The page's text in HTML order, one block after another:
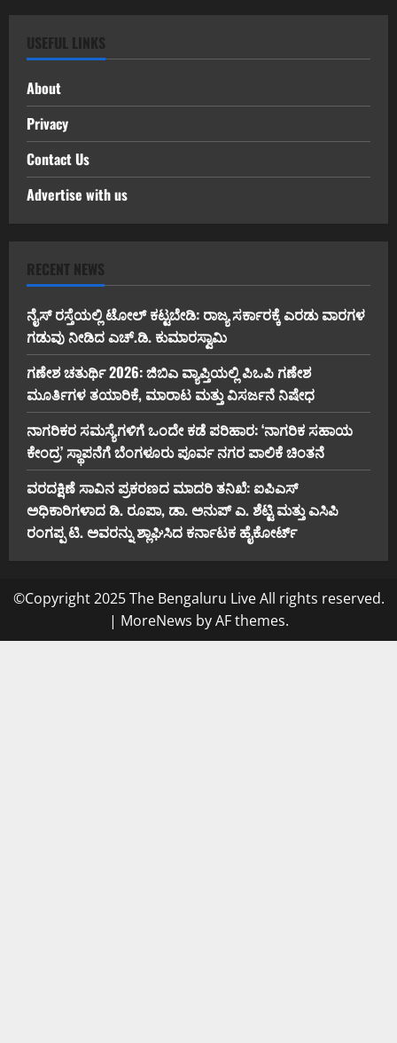
USEFUL LINKS
About
Privacy
Contact Us
Advertise with us
RECENT NEWS
ನೈಸ್ ರಸ್ತೆಯಲ್ಲಿ ಟೋಲ್ ಕಟ್ಟಬೇಡಿ: ರಾಜ್ಯ ಸರ್ಕಾರಕ್ಕೆ ಎರಡು ವಾರಗಳ
ಗಡುವು ನೀಡಿದ ಎಚ್.ಡಿ. ಕುಮಾರಸ್ವಾಮಿ
ಗಣೇಶ ಚತುರ್ಥಿ 2026: ಜಿಬಿಎ ವ್ಯಾಪ್ತಿಯಲ್ಲಿ ಪಿಒಪಿ ಗಣೇಶ
ಮೂರ್ತಿಗಳ ತಯಾರಿಕೆ, ಮಾರಾಟ ಮತ್ತು ವಿಸರ್ಜನೆ ನಿಷೇಧ
ನಾಗರಿಕರ ಸಮಸ್ಯೆಗಳಿಗೆ ಒಂದೇ ಕಡೆ ಪರಿಹಾರ: ‘ನಾಗರಿಕ ಸಹಾಯ
ಕೇಂದ್ರ’ ಸ್ಥಾಪನೆಗೆ ಬೆಂಗಳೂರು ಪೂರ್ವ ನಗರ ಪಾಲಿಕೆ ಚಿಂತನೆ
ವರದಕ್ಷಿಣೆ ಸಾವಿನ ಪ್ರಕರಣದ ಮಾದರಿ ತನಿಖೆ: ಐಪಿಎಸ್
ಅಧಿಕಾರಿಗಳಾದ ಡಿ. ರೂಪಾ, ಡಾ. ಅನುಪ್ ಎ. ಶೆಟ್ಟಿ ಮತ್ತು ಎಸಿಪಿ
ರಂಗಪ್ಪ ಟಿ. ಅವರನ್ನು ಶ್ಲಾಘಿಸಿದ ಕರ್ನಾಟಕ ಹೈಕೋರ್ಟ್
©Copyright 2025 The Bengaluru Live All rights reserved.
| MoreNews by AF themes.